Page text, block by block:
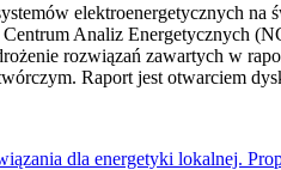
elektroenergetycznych
Analiz Energetycznych
rozwiązań zawartych w
Raport jest otwarciem
dla energetyki lokalnej.